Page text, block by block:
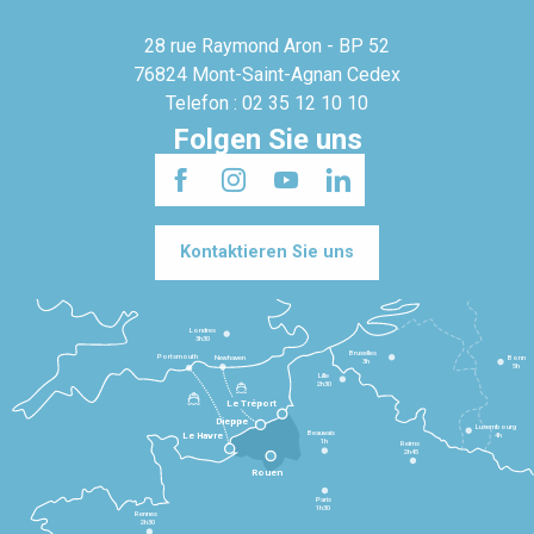
28 rue Raymond Aron - BP 52
76824 Mont-Saint-Agnan Cedex
Telefon : 02 35 12 10 10
Folgen Sie uns
Kontaktieren Sie uns
Le Havre
Dieppe
Le Tréport
Rennes
2h30
Paris
1h30
Beauvais
1h
Reims
2h45
Lille
2h30
Bruxelles
3h
Londres
3h30
Newhaven
Portsmouth
Bonn
5h
Luxembourg
4h
Rouen